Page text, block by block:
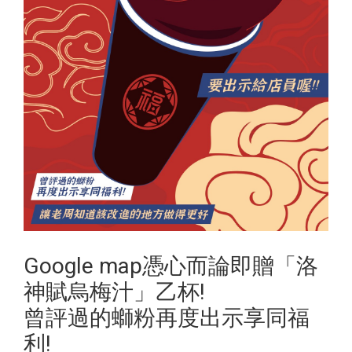
Google map憑心而論即贈「洛
神賦烏梅汁」乙杯!
曾評過的螄粉再度出示享同福
利!